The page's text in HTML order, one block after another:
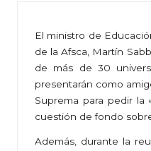
El ministro de
de la Afsca, Martín
de más de 30
presentarán como
Suprema para pedir la
cuestión de fondo
Además, durante la